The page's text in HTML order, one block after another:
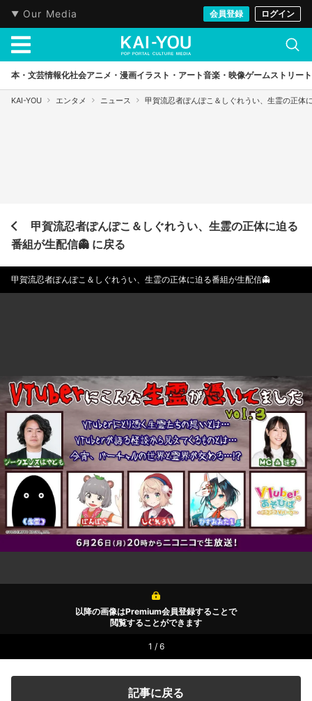
Our Media 会員登録 ログイン
本・文芸情報化社会アニメ・漫画イラスト・アート音楽・映像ゲームストリート
KAI-YOU エンタメ ニュース 甲賀流忍者ぽんぽこ＆しぐれうい、生霊の正体
甲賀流忍者ぽんぽこ＆しぐれうい、生霊の正体に迫る
番組が生配信👻 に戻る
甲賀流忍者ぽんぽこ＆しぐれうい、生霊の正体に迫る番組が生配信👻
以降の画像はPremium会員登録することで
閲覧することができます
1 / 6
記事に戻る